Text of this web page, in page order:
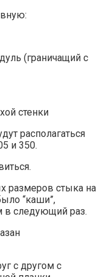
(граничащий с
стенки
располагаться
и 350.
размеров стыка на
“каши”,
в следующий раз.
с другом с